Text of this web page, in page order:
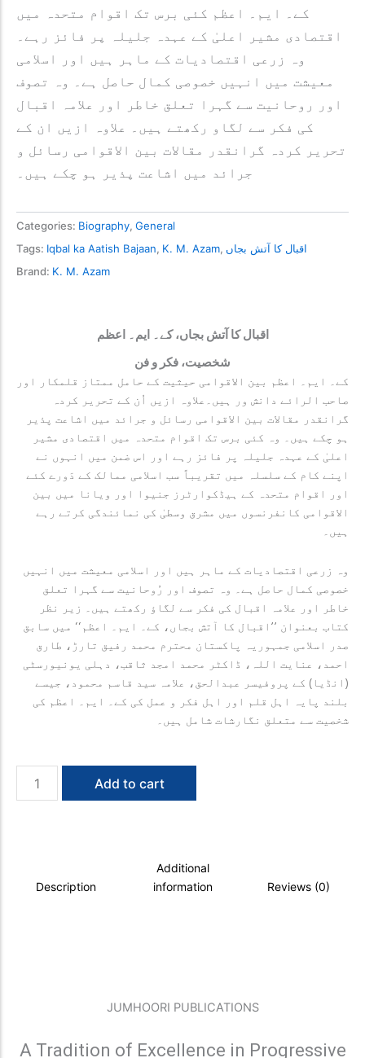
کے۔ ایم۔ اعظم کئی برس تک اقوام متحدہ میں
اقتصادی مشیر اعلیٰ کے عہدہ جلیلہ پر فائز رہے۔
وہ زرعی اقتصادیات کے ماہر ہیں اور اسلامی
معیشت میں انہیں خصوصی کمال حاصل ہے۔ وہ تصوف
اور روحانیت سے گہرا تعلق خاطر اور علامہ اقبال
کی فکر سے لگاو رکھتے ہیں۔ علاوہ ازیں ان کے
تحریر کردہ گرانقدر مقالات بین الاقوامی رسائل و
جرائد میں اشاعت پذیر ہو چکے ہیں۔
Categories: Biography, General
Tags: Iqbal ka Aatish Bajaan, K. M. Azam, اقبال کا آتش بجاں
Brand: K. M. Azam
اقبال کا آتش بجاں، کے۔ ایم۔ اعظم
شخصیت، فکر و فن
کے۔ ایم۔ اعظم بین الاقوامی حیثیت کے حامل ممتاز قلمکار اور
صاحب الرائے دانش ور ہیں۔علاوہ ازیں اُن کے تحریر کردہ
گرانقدر مقالات بین الاقوامی رسائل و جرائد میں اشاعت پذیر
ہو چکے ہیں۔ وہ کئی برس تک اقوام متحدہ میں اقتصادی مشیر
اعلیٰ کے عہدہ جلیلہ پر فائز رہے اور اس ضمن میں انہوں نے
اپنے کام کے سلسلہ میں تقریباً سب اسلامی ممالک کے دَورے کئے
اور اقوام متحدہ کے ہیڈکوارٹرز جنیوا اور ویانا میں بین
الاقوامی کانفرنسوں میں مشرق وسطیٰ کی نمائندگی کرتے رہے
ہیں۔
وہ زرعی اقتصادیات کے ماہر ہیں اور اسلامی معیشت میں انہیں
خصوصی کمال حاصل ہے۔ وہ تصوف اور رُوحانیت سے گہرا تعلق
خاطر اور علامہ اقبال کی فکر سے لگاؤ رکھتے ہیں۔ زیر نظر
کتاب بعنوان ’’اقبال کا آتش بجاں، کے۔ ایم۔ اعظم‘‘ میں سابق
صدر اسلامی جمہوریہ پاکستان محترم محمد رفیق تارڑ، طارق
احمد، عنایت اللہ، ڈاکٹر محمد امجد ثاقب، دہلی یونیورسٹی
(انڈیا) کے پروفیسر عبدالحق، علامہ سید قاسم محمود، جیسے
بلند پایہ اہل قلم اور اہل فکر و عمل کی کے۔ ایم۔ اعظم کی
شخصیت سے متعلق نگارشات شامل ہیں۔
ka
Aatish
Add to cart
Description
Additional
information
Reviews (0)
JUMHOORI PUBLICATIONS
A Tradition of Excellence in Progressive